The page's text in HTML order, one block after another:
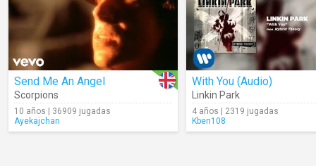
Send Me An Angel
Scorpions
10 años | 36909 jugadas
Ayekajchan
With You (Audio)
Linkin Park
4 años | 2319 jugadas
Kben108